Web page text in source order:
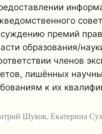
премий
образования/
членов
лишённых
к их
Шуков, Екатерина